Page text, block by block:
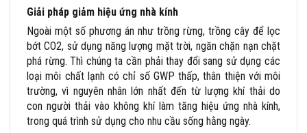
Giải pháp giảm hiệu ứng nhà kính
Ngoài một số phương án như trồng rừng, trồng cây để lọc
bớt CO2, sử dụng năng lượng mặt trời, ngăn chặn nạn chặt
phá rừng. Thì chúng ta cần phải thay đổi sang sử dụng các
loại môi chất lạnh có chỉ số GWP thấp, thân thiện với môi
trường, vì nguyên nhân lớn nhất đến từ lượng khí thải do
con người thải vào không khí làm tăng hiệu ứng nhà kính,
trong quá trình sử dụng cho nhu cầu sống hằng ngày.